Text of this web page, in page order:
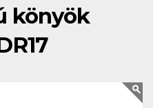
könyök